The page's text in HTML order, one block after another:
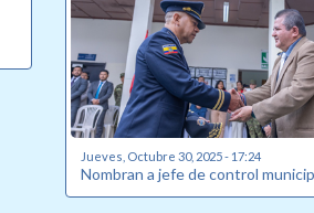
Jueves, Octubre 30, 2025 - 17:24
Nombran a jefe de control